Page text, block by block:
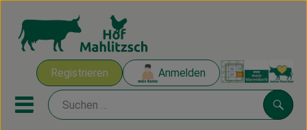
Registrieren Anmelden
Mobiles Menu öffnen oder